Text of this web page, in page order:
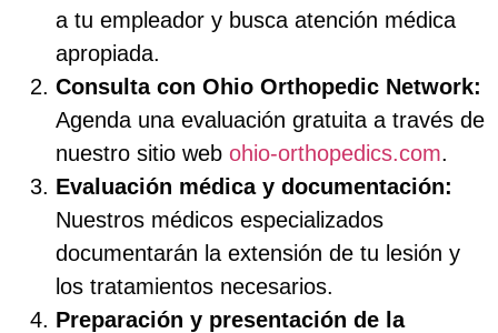
a tu empleador y busca atención médica
apropiada.
Consulta con Ohio Orthopedic Network:
Agenda una evaluación gratuita a través de
nuestro sitio web ohio-orthopedics.com.
Evaluación médica y documentación:
Nuestros médicos especializados
documentarán la extensión de tu lesión y
los tratamientos necesarios.
Preparación y presentación de la